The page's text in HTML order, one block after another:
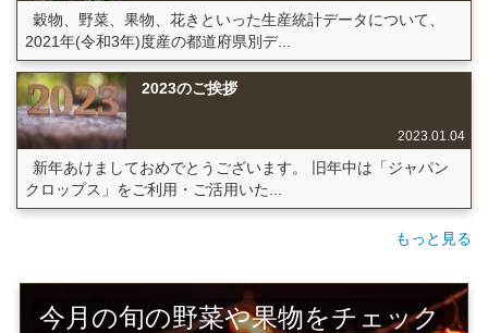
穀物、野菜、果物、花きといった生産統計データについて、
2021年(令和3年)度産の都道府県別デ...
2023のご挨拶
2023.01.04
新年あけましておめでとうございます。 旧年中は「ジャパン
クロップス」をご利用・ご活用いた...
もっと見る
今月の旬の野菜や果物をチェック